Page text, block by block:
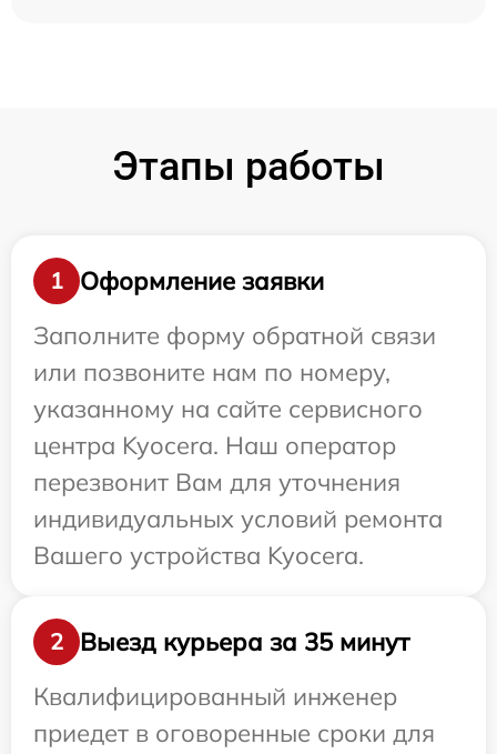
Этапы работы
1
Оформление заявки
Заполните форму обратной связи
или позвоните нам по номеру,
указанному на сайте сервисного
центра Kyocera. Наш оператор
перезвонит Вам для уточнения
индивидуальных условий ремонта
Вашего устройства Kyocera.
2
Выезд курьера за 35 минут
Квалифицированный инженер
приедет в оговоренные сроки для